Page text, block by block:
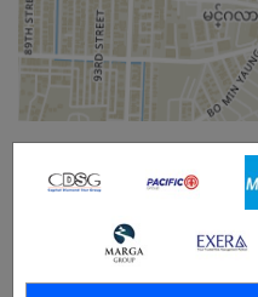
အခွင့်အရေးရှိသူ : ကျား/မ
ကျွန်ုပ်တို့ကုမ္ပဏီအကြောင်း